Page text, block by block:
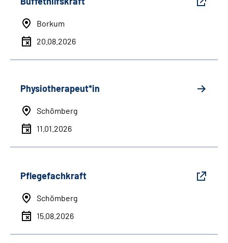
Borkum
20.08.2026
Physiotherapeut*in
Schömberg
11.01.2026
Pflegefachkraft
Schömberg
15.08.2026